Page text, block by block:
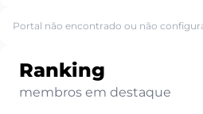
Portal não encontrado ou não
Ranking
membros em destaque